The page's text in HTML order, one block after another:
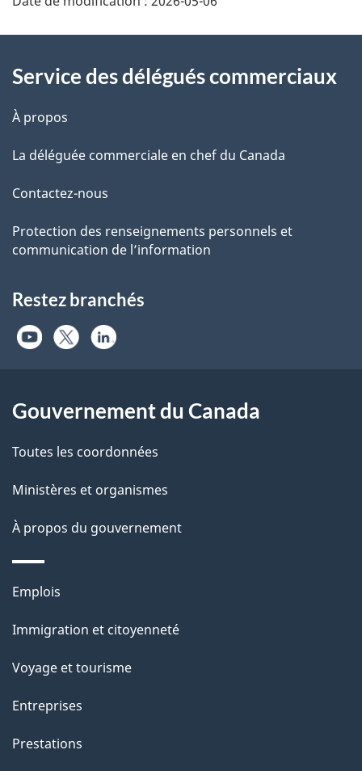
Additional
Information
Service des délégués commerciaux
À propos
La déléguée commerciale en chef du Canada
Contactez-nous
Protection des renseignements personnels et
communication de l’information
Restez branchés
Gouvernement du Canada
Toutes les coordonnées
Ministères et organismes
À propos du gouvernement
Thèmes
sujets
Emplois
Immigration et citoyenneté
Voyage et tourisme
Entreprises
Prestations